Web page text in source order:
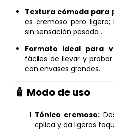
Textura cómoda para
es cremoso pero
sin sensación pesada .
Formato ideal para
fáciles de llevar y
con envases grandes.
🧴 Modo de uso
Tónico cremoso:
aplica y da ligeros